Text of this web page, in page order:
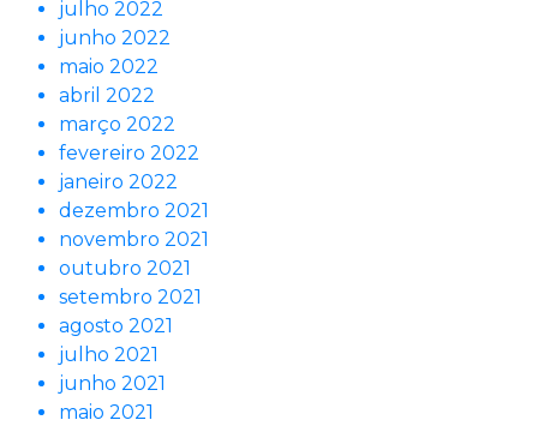
julho 2022
junho 2022
maio 2022
abril 2022
março 2022
fevereiro 2022
janeiro 2022
dezembro 2021
novembro 2021
outubro 2021
setembro 2021
agosto 2021
julho 2021
junho 2021
maio 2021